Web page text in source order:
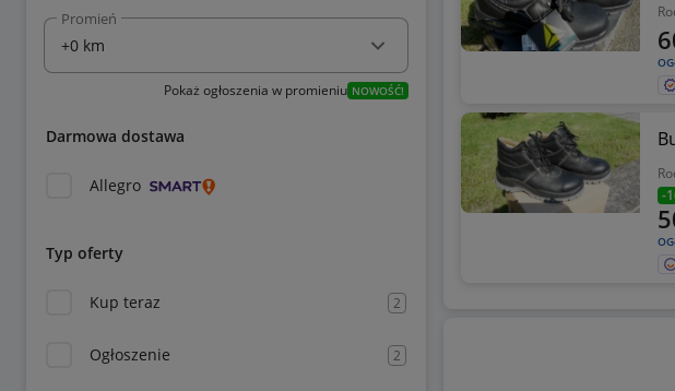
Promień
Pokaż ogłoszenia w promieniu NOWOŚĆ!
Darmowa dostawa
Allegro
Typ oferty
Kup teraz 2
Ogłoszenie 2
-